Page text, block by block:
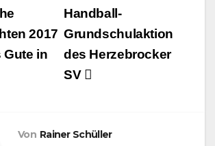
Handball-
Grundschulaktion
des Herzebrocker
SV
2017
Gute in
Von Rainer Schüller